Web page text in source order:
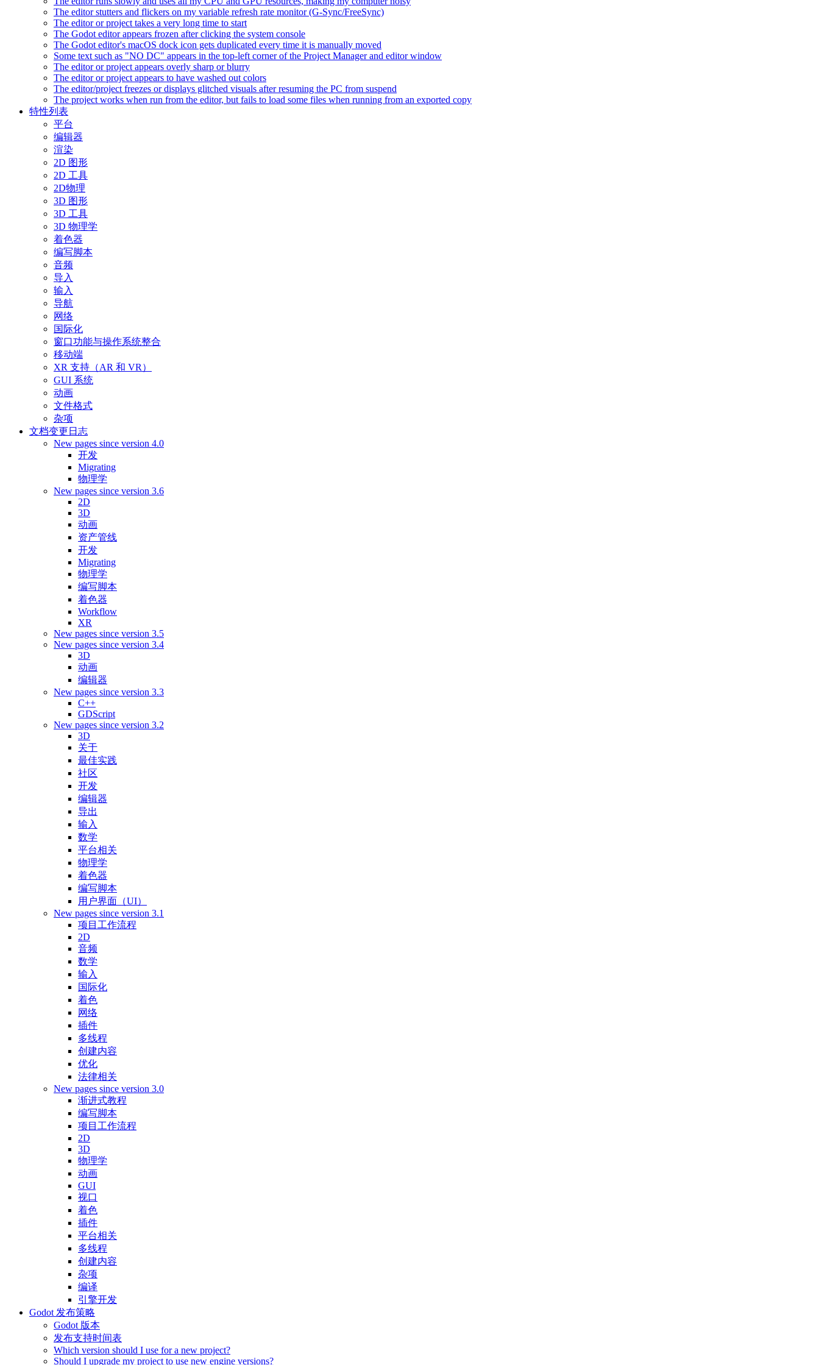
The editor stutters and flickers on my variable refresh rate monitor (G-Sync/FreeSync)
The editor or project takes a very long time to start
The Godot editor appears frozen after clicking the system console
The Godot editor's macOS dock icon gets duplicated every time it is manually moved
Some text such as "NO DC" appears in the top-left corner of the Project Manager and editor window
The editor or project appears overly sharp or blurry
The editor or project appears to have washed out colors
The editor/project freezes or displays glitched visuals after resuming the PC from suspend
The project works when run from the editor, but fails to load some files when running from an exported copy
特性列表
平台
编辑器
渲染
2D 图形
2D 工具
2D物理
3D 图形
3D 工具
3D 物理学
着色器
编写脚本
音频
导入
输入
导航
网络
国际化
窗口功能与操作系统整合
移动端
XR 支持（AR 和 VR）
GUI 系统
动画
文件格式
杂项
文档变更日志
New pages since version 4.0
开发
Migrating
物理学
New pages since version 3.6
2D
3D
动画
资产管线
开发
Migrating
物理学
编写脚本
着色器
Workflow
XR
New pages since version 3.5
New pages since version 3.4
3D
动画
编辑器
New pages since version 3.3
C++
GDScript
New pages since version 3.2
3D
关于
最佳实践
社区
开发
编辑器
导出
输入
数学
平台相关
物理学
着色器
编写脚本
用户界面（UI）
New pages since version 3.1
项目工作流程
2D
音频
数学
输入
国际化
着色
网络
插件
多线程
创建内容
优化
法律相关
New pages since version 3.0
渐进式教程
编写脚本
项目工作流程
2D
3D
物理学
动画
GUI
视口
着色
插件
平台相关
多线程
创建内容
杂项
编译
引擎开发
Godot 发布策略
Godot 版本
发布支持时间表
Which version should I use for a new project?
Should I upgrade my project to use new engine versions?